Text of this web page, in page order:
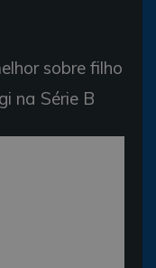
sobre filho
na Série B